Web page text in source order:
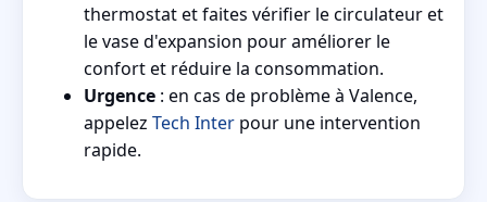
thermostat et faites vérifier le circulateur et
le vase d'expansion pour améliorer le
confort et réduire la consommation.
Urgence : en cas de problème à Valence,
appelez Tech Inter pour une intervention
rapide.